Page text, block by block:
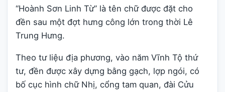
“Hoành Sơn Linh Từ” là tên chữ được đặt cho
đền sau một đợt hưng công lớn trong thời Lê
Trung Hưng.
Theo tư liệu địa phương, vào năm Vĩnh Tộ thứ
tư, đền được xây dựng bằng gạch, lợp ngói, có
bố cục hình chữ Nhị, cổng tam quan, đài Cửu